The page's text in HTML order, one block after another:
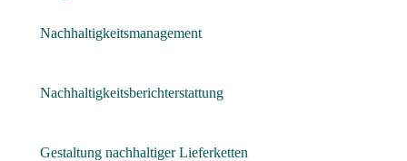
Nachhaltigkeitsmanagement
Nachhaltigkeitsberichterstattung
Gestaltung nachhaltiger Lieferketten